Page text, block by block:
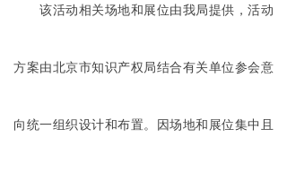
该活动相关场地和展位由我局提供，活动
方案由北京市知识产权局结合有关单位参会意
向统一组织设计和布置。因场地和展位集中且